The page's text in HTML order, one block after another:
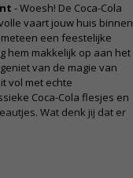
- Woesh! De Coca-Cola
vaart jouw huis binnen
een feestelijke
hem makkelijk op aan het
van de magie van
vol met echte
Coca-Cola flesjes en
Wat denk jij dat er